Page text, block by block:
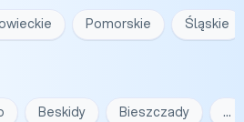
Pomorskie Śląskie
Beskidy Bieszczady …